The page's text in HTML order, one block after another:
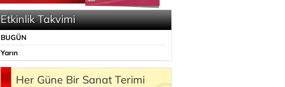
Etkinlik Takvimi
BUGÜN
Yarın
Her Güne Bir Sanat Terimi